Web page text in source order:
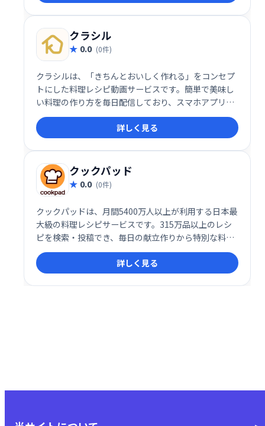
クラシル
0.0 (0件)
クラシルは、「きちんとおいしく作れる」をコンセプ
トにした料理レシピ動画サービスです。簡単で美味し
い料理の作り方を毎日配信しており、スマホアプリ限
定レシピも多数掲載。動画で分かりやすく手順を解説
しているので、料理初心者の方でも安心してご利用い
ただけます。
詳しく見る
クックパッド
0.0 (0件)
クックパッドは、月間5400万人以上が利用する日本最
大級の料理レシピサービスです。315万品以上のレシ
ピを検索・投稿でき、毎日の献立作りから特別な料理
まで幅広くサポートします。豊富なレシピとユーザー
コミュニティで、料理の楽しさを広げましょう！
詳しく見る